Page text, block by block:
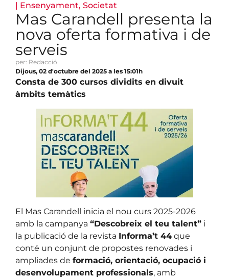
| Ensenyament, Societat
Mas Carandell presenta la
nova oferta formativa i de
serveis
per: Redacció
Dijous, 02 d'octubre del 2025 a les 15:01h
Consta de 300 cursos dividits en divuit
àmbits temàtics
El Mas Carandell inicia el nou curs 2025-2026
amb la campanya “Descobreix el teu talent” i
la publicació de la revista Informa’t 44 que
conté un conjunt de propostes renovades i
ampliades de formació, orientació, ocupació i
desenvolupament professionals, amb